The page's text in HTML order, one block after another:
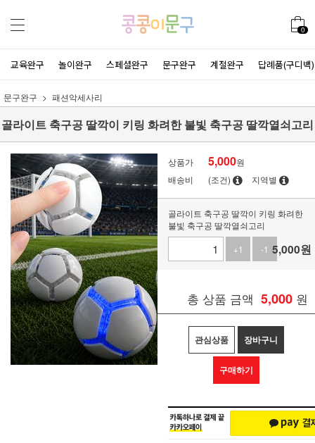
0
교육완구 놀이완구 스페셜완구 문구완구 계절완구 답례품(구디백)
문구완구 패션악세사리
골라이트 축구공 딸깍이 키링 화려한 불빛 축구공 딸깍열쇠고리
상품가 5,000원
배송비
(조건) 지역별
골라이트 축구공 딸깍이 키링 화려한
불빛 축구공 딸깍열쇠고리
+1
-1 5,000원
총 상품 금액 5,000 원
관심상품 장바구니
구매하기